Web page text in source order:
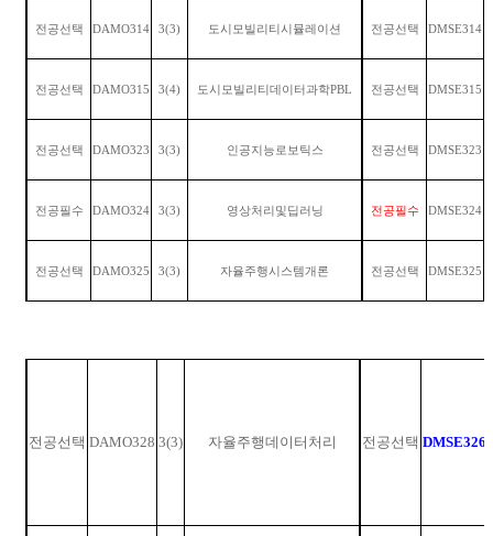
전공선택 DAMO314 3(3) 도시모빌리티시뮬레이션 전공선택 DMSE314
전공선택 DAMO315 3(4) 도시모빌리티데이터과학PBL 전공선택 DMSE315
전공선택 DAMO323 3(3) 인공지능로보틱스 전공선택 DMSE323
전공필수 DAMO324 3(3) 영상처리및딥러닝 전공필수 DMSE324
전공선택 DAMO325 3(3) 자율주행시스템개론 전공선택 DMSE325
전공선택 DAMO328 3(3) 자율주행데이터처리 전공선택 DMSE326